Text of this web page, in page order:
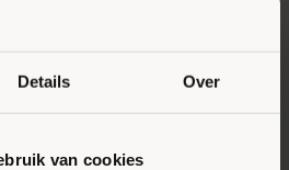
Details Over
van cookies
in stukjes en
met